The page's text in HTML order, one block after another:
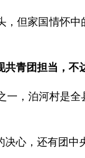
但家国情怀
共青团担当，不
，泊河村是
心，还有团中